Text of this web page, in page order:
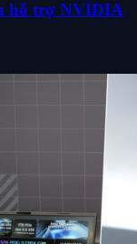
hỗ trợ NVIDIA